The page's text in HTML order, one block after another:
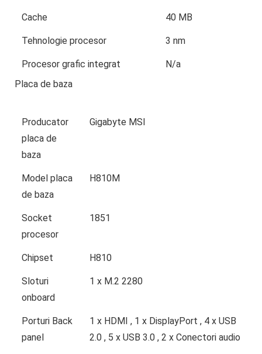
Cache 40 MB
Tehnologie procesor 3 nm
Procesor grafic integrat
N/a
Placa de baza
Producator
placa de
baza
Gigabyte MSI
Model placa
de baza
H810M
Socket
procesor
1851
Chipset H810
Sloturi
onboard
1 x M.2 2280
Porturi Back
panel
1 x HDMI , 1 x DisplayPort , 4 x USB
2.0 , 5 x USB 3.0 , 2 x Conectori audio